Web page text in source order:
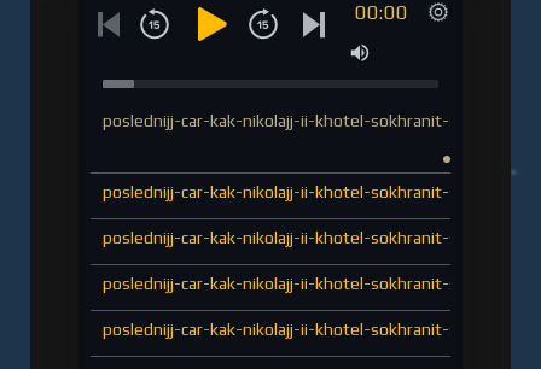
отречения Николая II и событий,
сопровождавших Февральскую революцию.
Слушать аудиокнигу "Последний царь: Как
Николай II хотел сохранить самодержавие, а
бесплатно без регистрации - полная версия
00:00
poslednijj-car-kak-nikolajj-ii-khotel-sokhranit-
poslednijj-car-kak-nikolajj-ii-khotel-sokhranit-
poslednijj-car-kak-nikolajj-ii-khotel-sokhranit-
poslednijj-car-kak-nikolajj-ii-khotel-sokhranit-
poslednijj-car-kak-nikolajj-ii-khotel-sokhranit-